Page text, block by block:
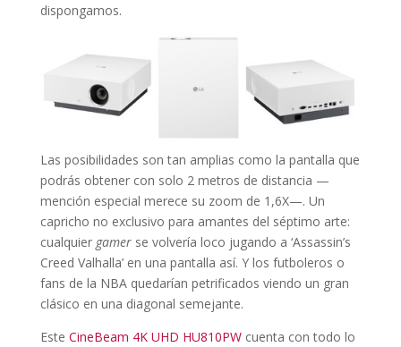
dispongamos.
Las posibilidades son tan amplias como la pantalla que
podrás obtener con solo 2 metros de distancia —
mención especial merece su zoom de 1,6X—. Un
capricho no exclusivo para amantes del séptimo arte:
cualquier gamer se volvería loco jugando a ‘Assassin’s
Creed Valhalla’ en una pantalla así. Y los futboleros o
fans de la NBA quedarían petrificados viendo un gran
clásico en una diagonal semejante.
Este CineBeam 4K UHD HU810PWcuenta con todo lo